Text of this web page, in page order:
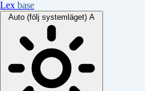
Lex base
Auto (följ systemläget) A